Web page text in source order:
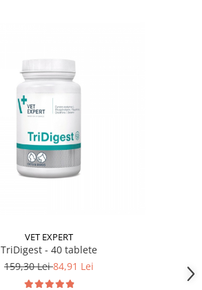
VET EXPERT
TriDigest - 40 tablete
159,30 Lei84,91 Lei